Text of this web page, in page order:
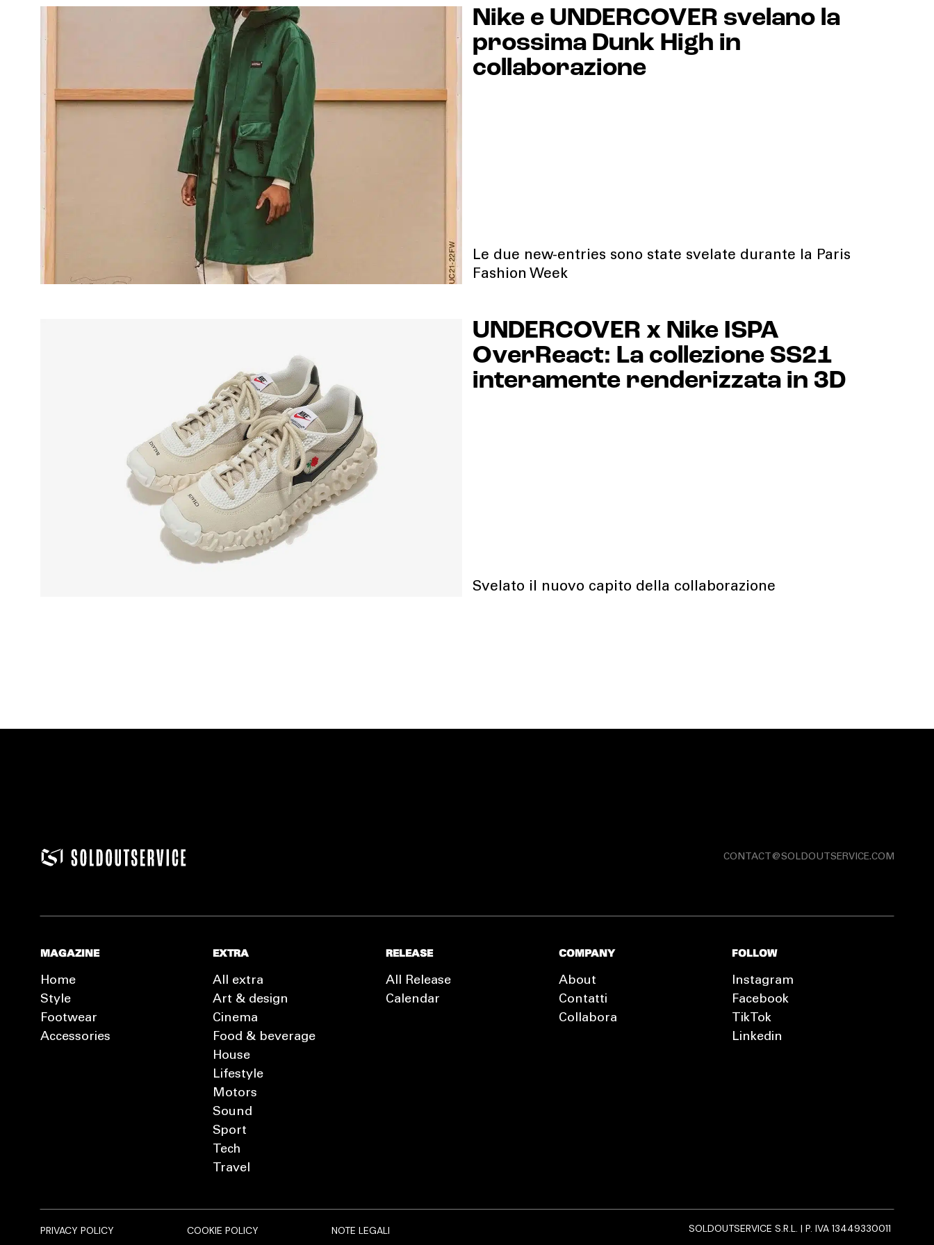
Nike e UNDERCOVER svelano la
prossima Dunk High in
collaborazione
Le due new-entries sono state svelate durante la Paris
Fashion Week
UNDERCOVER x Nike ISPA
OverReact: La collezione SS21
interamente renderizzata in 3D
Svelato il nuovo capito della collaborazione
CONTACT@SOLDOUTSERVICE.COM
MAGAZINE
Home
Style
Footwear
Accessories
EXTRA
All extra
Art & design
Cinema
Food & beverage
House
Lifestyle
Motors
Sound
Sport
Tech
Travel
RELEASE
All Release
Calendar
COMPANY
About
Contatti
Collabora
FOLLOW
Instagram
Facebook
TikTok
Linkedin
PRIVACY POLICY COOKIE POLICY NOTE LEGALI SOLDOUTSERVICE S.R.L. | P. IVA 13449330011